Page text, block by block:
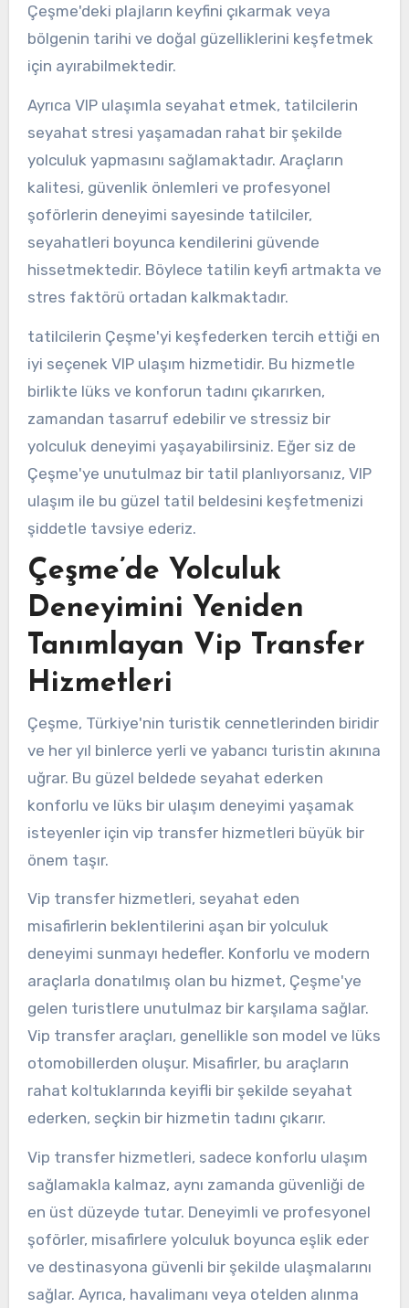
Çeşme'deki plajların keyfini çıkarmak veya
bölgenin tarihi ve doğal güzelliklerini keşfetmek
için ayırabilmektedir.
Ayrıca VIP ulaşımla seyahat etmek, tatilcilerin
seyahat stresi yaşamadan rahat bir şekilde
yolculuk yapmasını sağlamaktadır. Araçların
kalitesi, güvenlik önlemleri ve profesyonel
şoförlerin deneyimi sayesinde tatilciler,
seyahatleri boyunca kendilerini güvende
hissetmektedir. Böylece tatilin keyfi artmakta ve
stres faktörü ortadan kalkmaktadır.
tatilcilerin Çeşme'yi keşfederken tercih ettiği en
iyi seçenek VIP ulaşım hizmetidir. Bu hizmetle
birlikte lüks ve konforun tadını çıkarırken,
zamandan tasarruf edebilir ve stressiz bir
yolculuk deneyimi yaşayabilirsiniz. Eğer siz de
Çeşme'ye unutulmaz bir tatil planlıyorsanız, VIP
ulaşım ile bu güzel tatil beldesini keşfetmenizi
şiddetle tavsiye ederiz.
Çeşme’de Yolculuk
Deneyimini Yeniden
Tanımlayan Vip Transfer
Hizmetleri
Çeşme, Türkiye'nin turistik cennetlerinden biridir
ve her yıl binlerce yerli ve yabancı turistin akınına
uğrar. Bu güzel beldede seyahat ederken
konforlu ve lüks bir ulaşım deneyimi yaşamak
isteyenler için vip transfer hizmetleri büyük bir
önem taşır.
Vip transfer hizmetleri, seyahat eden
misafirlerin beklentilerini aşan bir yolculuk
deneyimi sunmayı hedefler. Konforlu ve modern
araçlarla donatılmış olan bu hizmet, Çeşme'ye
gelen turistlere unutulmaz bir karşılama sağlar.
Vip transfer araçları, genellikle son model ve lüks
otomobillerden oluşur. Misafirler, bu araçların
rahat koltuklarında keyifli bir şekilde seyahat
ederken, seçkin bir hizmetin tadını çıkarır.
Vip transfer hizmetleri, sadece konforlu ulaşım
sağlamakla kalmaz, aynı zamanda güvenliği de
en üst düzeyde tutar. Deneyimli ve profesyonel
şoförler, misafirlere yolculuk boyunca eşlik eder
ve destinasyona güvenli bir şekilde ulaşmalarını
sağlar. Ayrıca, havalimanı veya otelden alınma